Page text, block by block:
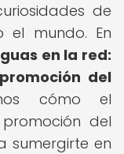
de
el mundo. En
en la red:
del
cómo el
del
sumergirte en